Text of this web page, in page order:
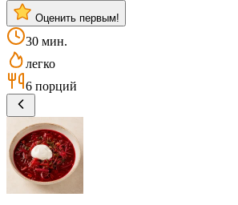
Оценить первым!
30 мин.
легко
6 порций